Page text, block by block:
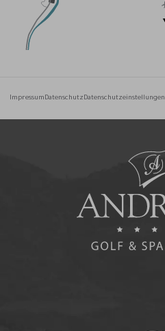
ImpressumDatenschutzDatenschutzeinstellungen